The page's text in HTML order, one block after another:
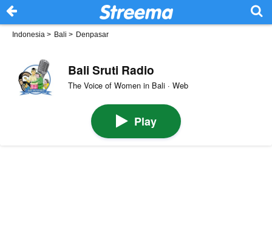
Indonesia > Bali > Denpasar
Bali Sruti Radio
The Voice of Women in Bali · Web
Play